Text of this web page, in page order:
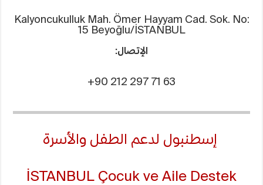
Kalyoncukulluk Mah. Ömer Hayyam Cad. Sok. No:
15 Beyoğlu/İSTANBUL
الإتصال:
+90 212 297 71 63
إسطنبول لدعم الطفل والأسرة
İSTANBUL Çocuk ve Aile Destek